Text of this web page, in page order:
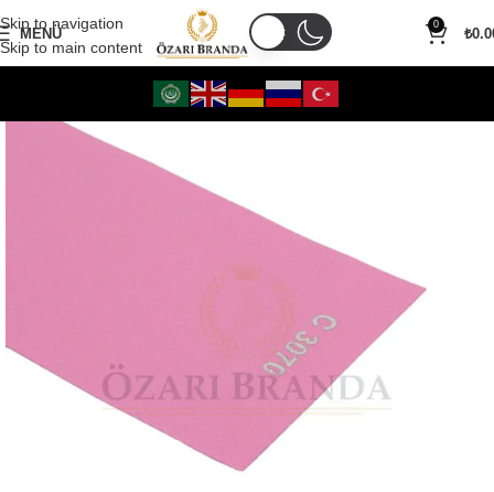
Skip to navigation
Skip to main content
MENÜ
0
₺